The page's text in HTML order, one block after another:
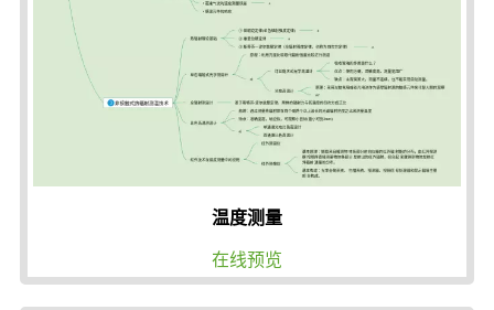
温度测量
在线预览